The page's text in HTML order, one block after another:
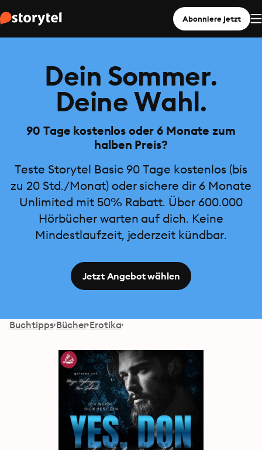
Abonniere jetzt
Dein Sommer.
Deine Wahl.
90 Tage kostenlos oder 6 Monate zum
halben Preis?
Teste Storytel Basic 90 Tage kostenlos (bis
zu 20 Std./Monat) oder sichere dir 6 Monate
Unlimited mit 50% Rabatt. Über 600.000
Hörbücher warten auf dich. Keine
Mindestlaufzeit, jederzeit kündbar.
Jetzt Angebot wählen
Buchtipps Bücher Erotika